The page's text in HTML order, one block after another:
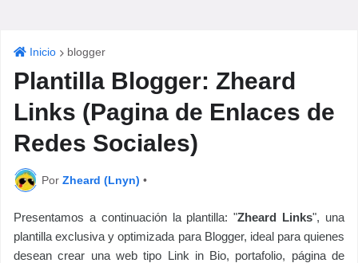
Inicio blogger
Plantilla Blogger: Zheard
Links (Pagina de Enlaces de
Redes Sociales)
Por Zheard (Lnyn) •
Presentamos a continuación la plantilla: "Zheard Links", una
plantilla exclusiva y optimizada para Blogger, ideal para quienes
desean crear una web tipo Link in Bio, portafolio, página de